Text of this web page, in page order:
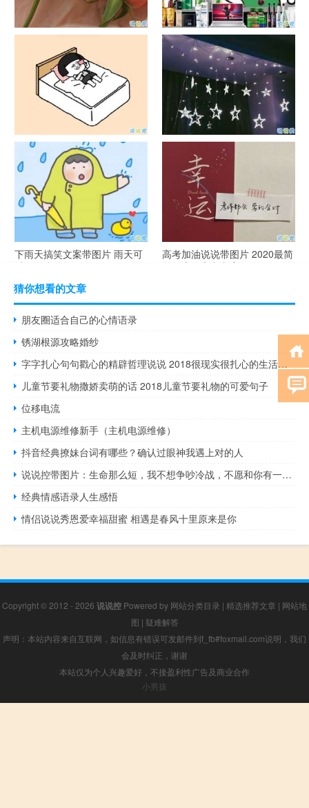
官宣恋爱的说说配图 官宣句子
抖音摆地摊文案 摆地摊的搞笑
说说带图片
谐音梗土味情话大全带图片 油
腻搞笑的土味情话
很酷的霸气句子带图片 最新霸
气说说高冷范
下雨天搞笑文案带图片 雨天可
以发的幽默句子
高考加油说说带图片 2020最简
单励志的高考文案
猜你想看的文章
朋友圈适合自己的心情语录
锈湖根源攻略婚纱
字字扎心句句戳心的精辟哲理说说 2018很现实很扎心的生活说说
儿童节要礼物撒娇卖萌的话 2018儿童节要礼物的可爱句子
位移电流
主机电源维修新手（主机电源维修）
抖音经典撩妹台词有哪些？确认过眼神我遇上对的人
说说控带图片：生命那么短，我不想争吵冷战，不愿和你有一秒遗憾
经典情感语录人生感悟
情侣说说秀恩爱幸福甜蜜 相遇是春风十里原来是你
Copyright © 2012 - 2026 说说控 Powered by 网站分类目录 | 精选推荐文章 | 网站地
图 | 疑难解答
声明：本站内容来自互联网，如信息有错误可发邮件到f_fb#foxmail.com说明，我们
会及时纠正，谢谢
本站仅为个人兴趣爱好，不接盈利性广告及商业合作
小男孩